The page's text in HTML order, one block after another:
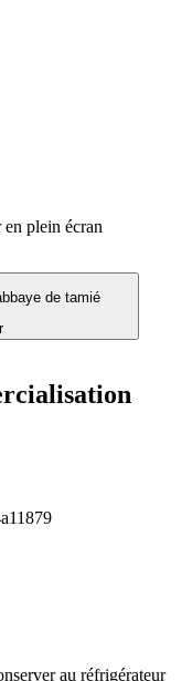
plein écran
au réfrigérateur